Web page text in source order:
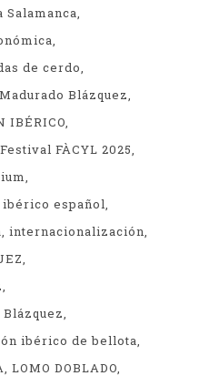
de cerdo
Blázquez
IBÉRICO
Festival FÀCYL 2025
ibérico español
internacionalización
ibérico de bellota
LOMO DOBLADO